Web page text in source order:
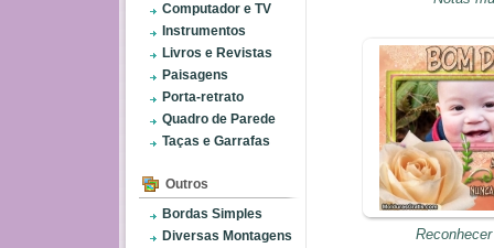
Computador e TV
Instrumentos
Livros e Revistas
Paisagens
Porta-retrato
Quadro de Parede
Taças e Garrafas
Outros
Bordas Simples
Diversas Montagens